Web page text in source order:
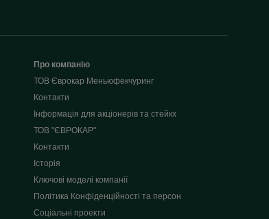
Про компанію
ТОВ Єврокар Меньюфекчуринг
Контакти
Інформація для акціонерів та стейкх
ТОВ "ЄВРОКАР"
Контакти
Історія
Ключові моделі компанії
Політика Конфіденційності та персон
Соціальні проекти